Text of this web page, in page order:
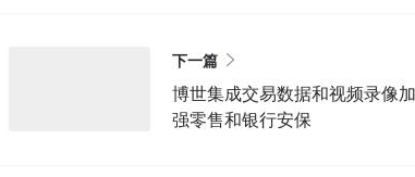
下一篇
博世集成交易数据和视频录像加
强零售和银行安保